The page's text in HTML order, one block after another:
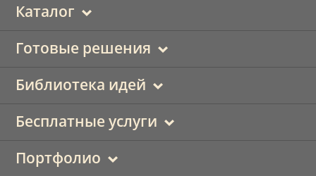
Каталог
Готовые решения
Библиотека идей
Бесплатные услуги
Портфолио